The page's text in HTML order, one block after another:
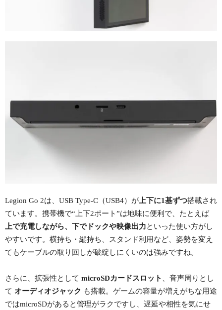
Legion Go 2は、USB Type-C（USB4）が 上下に1基ずつ搭載され
ています。携帯機で“上下2ポート”は地味に便利で、たとえば
上で充電しながら、下でドックや映像出力といった使い方がし
やすいです。横持ち・縦持ち、スタンド利用など、姿勢を変え
てもケーブルの取り回しが破綻しにくいのは強みですね。
さらに、拡張性として microSDカードスロット
、音声周りとし
て オーディオジャック も搭載。ゲームの容量が増えがちな用途
ではmicroSDがあると管理がラクですし、遅延や相性を気にせ